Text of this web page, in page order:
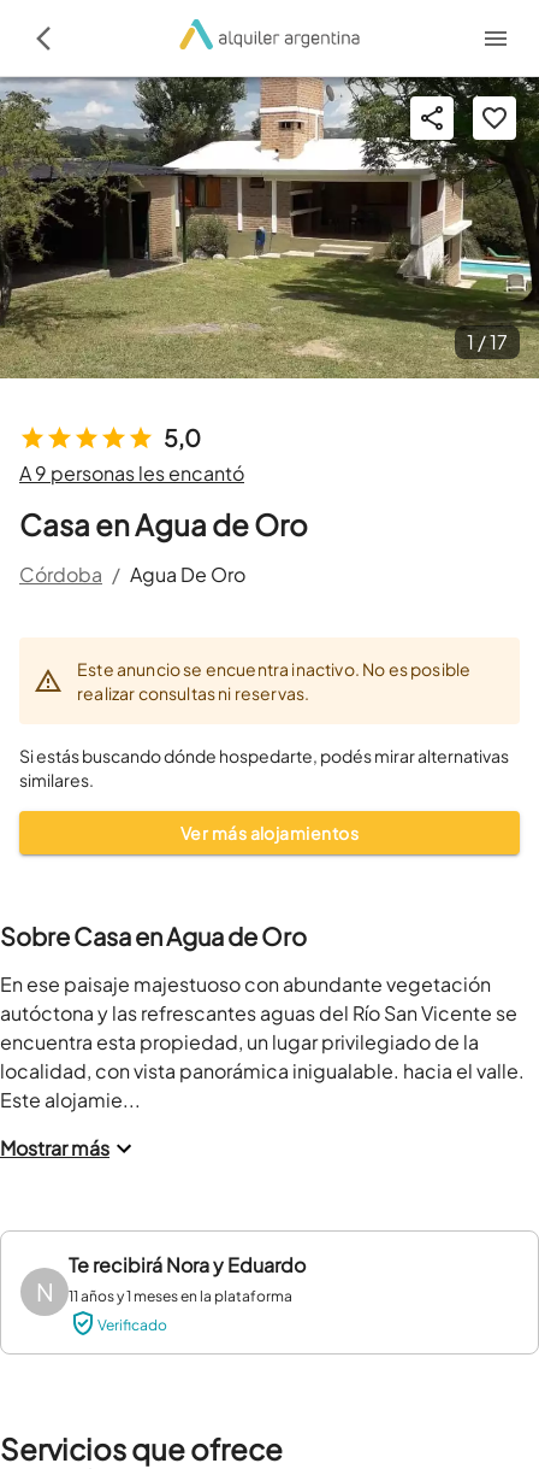
5,0
A 9 personas les encantó
Casa en Agua de Oro
Córdoba / Agua De Oro
1 /17
Este anuncio se encuentra inactivo. No es posible
realizar consultas ni reservas.
Si estás buscando dónde hospedarte, podés mirar alternativas
similares.
Ver más alojamientos
Sobre Casa en Agua de Oro
En ese paisaje majestuoso con abundante vegetación
autóctona y las refrescantes aguas del Río San Vicente se
encuentra esta propiedad, un lugar privilegiado de la
localidad, con vista panorámica inigualable. hacia el valle.
Este alojamie...
Mostrar más
N
Te recibiráNora y Eduardo
11 años y 1 meses en la plataforma
Verificado
Servicios que ofrece